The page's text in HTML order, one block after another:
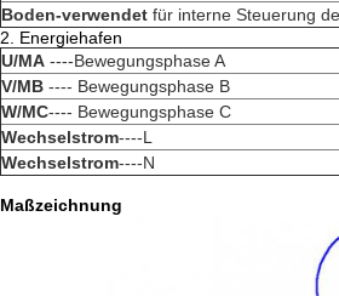
Boden-verwendet für interne Steuerung
2. Energiehafen
U/MA ----Bewegungsphase A
V/MB ---- Bewegungsphase B
W/MC---- Bewegungsphase C
Wechselstrom----L
Wechselstrom----N
Maßzeichnung